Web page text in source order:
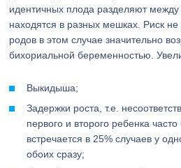
идентичных плода разделяют
находятся в разных мешках. Риск
родов в этом случае значительно
бихориальной беременностью.
Выкидыша;
Задержки роста, т.е.
первого и второго ребенка
встречается в 25% случаев у
обоих сразу;